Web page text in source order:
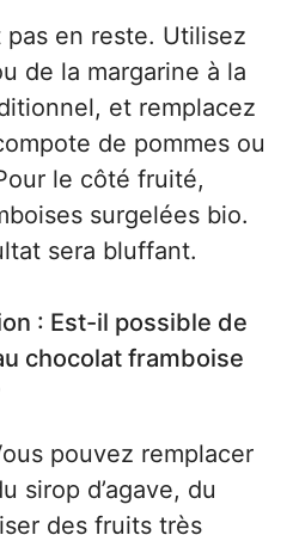
en reste. Utilisez
de la margarine à la
et remplacez
de pommes ou
le côté fruité,
surgelées bio.
sera bluffant.
: Est-il possible de
chocolat framboise
pouvez remplacer
sirop d’agave, du
des fruits très